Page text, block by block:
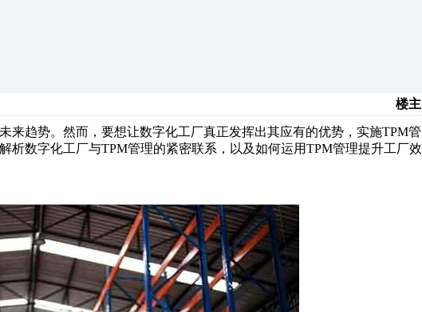
楼主
来趋势。然而，要想让数字化工厂真正发挥出其应有的优势，实施TPM管
析数字化工厂与TPM管理的紧密联系，以及如何运用TPM管理提升工厂效